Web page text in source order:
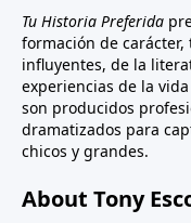
Tu Historia Preferida
formación de
influyentes, de la
experiencias de la
son producidos
dramatizados para
chicos y grandes.
About Tony